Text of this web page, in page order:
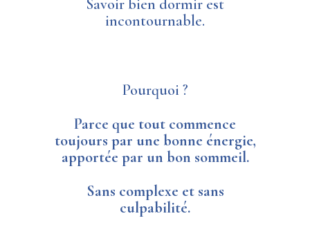
Savoir bien dormir est
incontournable.
Pourquoi ?
Parce que tout commence
toujours par une bonne énergie,
apportée par un bon sommeil.
Sans complexe et sans
culpabilité.